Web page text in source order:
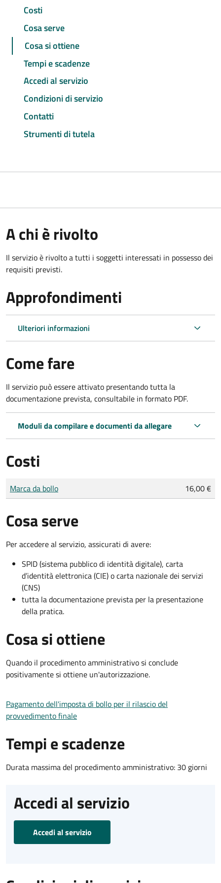
Costi
Cosa serve
Cosa si ottiene
Tempi e scadenze
Accedi al servizio
Condizioni di servizio
Contatti
Strumenti di tutela
A chi è rivolto
Il servizio è rivolto a tutti i soggetti interessati in possesso dei
requisiti previsti.
Approfondimenti
Ulteriori informazioni
Come fare
Il servizio può essere attivato presentando tutta la
documentazione prevista, consultabile in formato PDF.
Moduli da compilare e documenti da allegare
Costi
Tipo di pagamento
Importo
Marca da bollo 16,00 €
Cosa serve
Per accedere al servizio, assicurati di avere:
SPID (sistema pubblico di identità digitale), carta
d’identità elettronica (CIE) o carta nazionale dei servizi
(CNS)
tutta la documentazione prevista per la presentazione
della pratica.
Cosa si ottiene
Quando il procedimento amministrativo si conclude
positivamente si ottiene un'autorizzazione.
Pagamento dell'imposta di bollo per il rilascio del
provvedimento finale
Tempi e scadenze
Durata massima del procedimento amministrativo: 30 giorni
Accedi al servizio
Accedi al servizio